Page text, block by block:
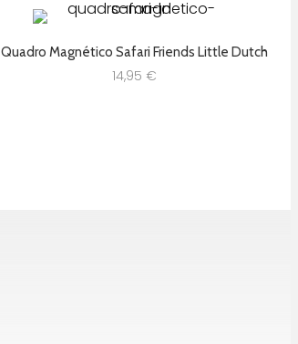
Quadro Magnético Safari Friends Little Dutch
14,95 €